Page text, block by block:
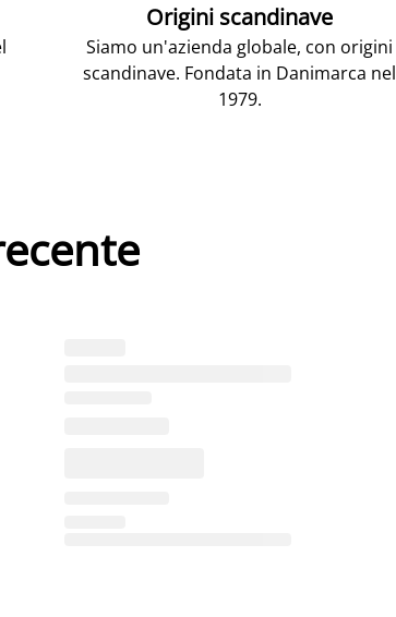
Origini scandinave
Siamo un'azienda globale, con origini
scandinave. Fondata in Danimarca nel
1979.